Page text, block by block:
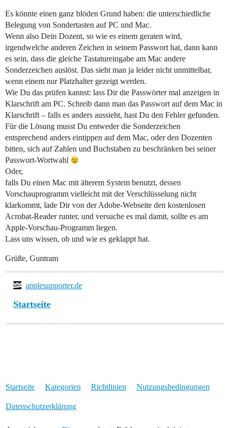
Es könnte einen ganz blöden Grund haben: die unterschiedliche
Belegung von Sondertasten auf PC und Mac.
Wenn also Dein Dozent, so wie es einem geraten wird,
irgendwelche anderen Zeichen in seinem Passwort hat, dann kann
es sein, dass die gleiche Tastatureingabe am Mac andere
Sonderzeichen auslöst. Das sieht man ja leider nicht unmittelbar,
wenn einem nur Platzhalter gezeigt werden.
Wie Du das prüfen kannst: lass Dir die Passwörter mal anzeigen in
Klarschrift am PC. Schreib dann man das Passwort auf dem Mac in
Klarschrift – falls es anders aussieht, hast Du den Fehler gefunden.
Für die Lösung musst Du entweder die Sonderzeichen
entsprechend anders eintippen auf dem Mac, oder den Dozenten
bitten, sich auf Zahlen und Buchstaben zu beschränken bei seiner
Passwort-Wortwahl
Oder,
falls Du einen Mac mit älterem System benutzt, dessen
Vorschauprogramm vielleicht mit der Verschlüsselung nicht
klarkommt, lade Dir von der Adobe-Webseite den kostenlosen
Acrobat-Reader runter, und versuche es mal damit, sollte es am
Apple-Vorschau-Programm liegen.
Lass uns wissen, ob und wie es geklappt hat.
Grüße, Guntram
applesupporter.de
Startseite
Startseite Kategorien Richtlinien Nutzungsbedingungen
Datenschutzerklärung